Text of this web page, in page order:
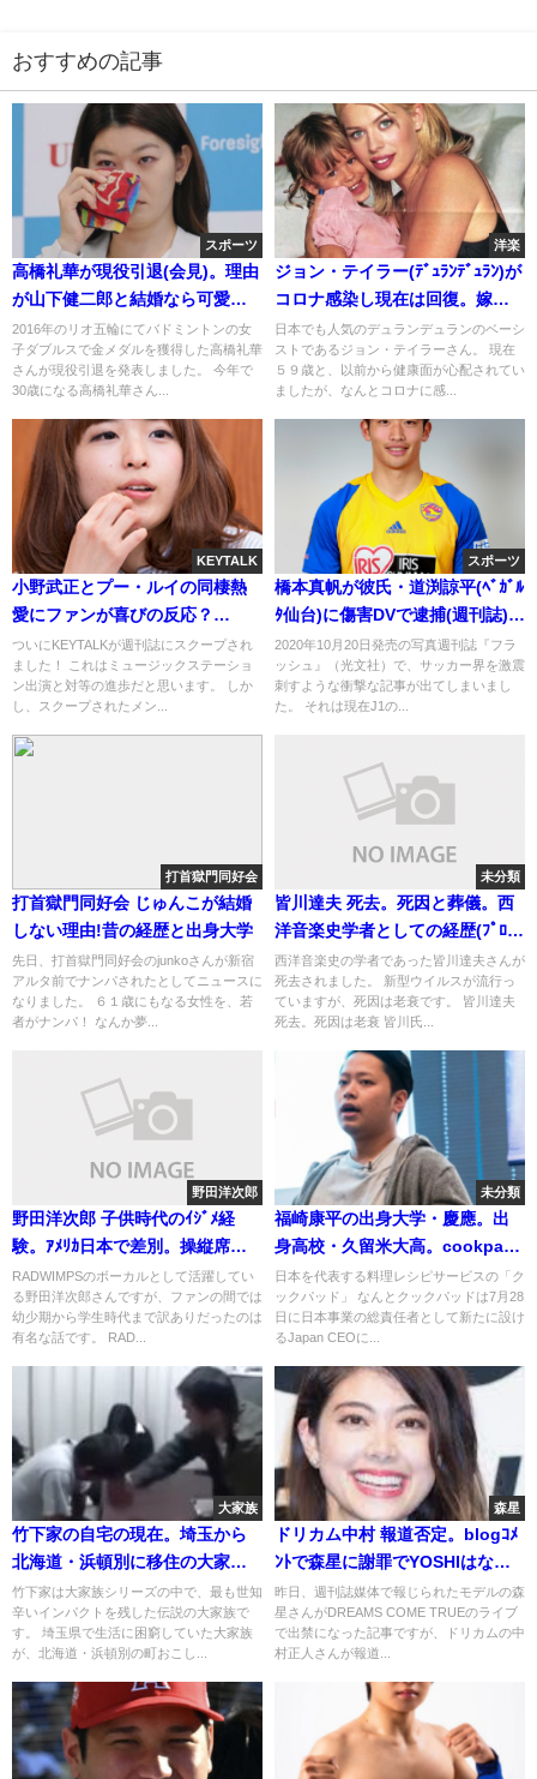
おすすめの記事
スポーツ
高橋礼華が現役引退(会見)。理由
が山下健二郎と結婚なら可愛い
が真相は?
2016年のリオ五輪にてバドミントンの女
子ダブルスで金メダルを獲得した高橋礼華
さんが現役引退を発表しました。 今年で
30歳になる高橋礼華さん...
洋楽
ジョン・テイラー(ﾃﾞｭﾗﾝﾃﾞｭﾗﾝ)が
コロナ感染し現在は回復。嫁と
娘は?
日本でも人気のデュランデュランのベーシ
ストであるジョン・テイラーさん。 現在
５９歳と、以前から健康面が心配されてい
ましたが、なんとコロナに感...
KEYTALK
小野武正とプー・ルイの同棲熱
愛にファンが喜びの反応？
(FLASH画像)
ついにKEYTALKが週刊誌にスクープされ
ました！ これはミュージックステーショ
ン出演と対等の進歩だと思います。 しか
し、スクープされたメン...
スポーツ
橋本真帆が彼氏・道渕諒平(ﾍﾞｶﾞﾙ
ﾀ仙台)に傷害DVで逮捕(週刊誌)
[FLASH画像]
2020年10月20日発売の写真週刊誌『フラ
ッシュ』（光文社）で、サッカー界を激震
刺すような衝撃な記事が出てしまいまし
た。 それは現在J1の...
打首獄門同好会
打首獄門同好会 じゅんこが結婚
しない理由!昔の経歴と出身大学
先日、打首獄門同好会のjunkoさんが新宿
アルタ前でナンパされたとしてニュースに
なりました。 ６１歳にもなる女性を、若
者がナンパ！ なんか夢...
未分類
皆川達夫 死去。死因と葬儀。西
洋音楽史学者としての経歴(ﾌﾟﾛﾌｨ
ｰﾙ)
西洋音楽史の学者であった皆川達夫さんが
死去されました。 新型ウイルスが流行っ
ていますが、死因は老衰です。 皆川達夫
死去。死因は老衰 皆川氏...
野田洋次郎
野田洋次郎 子供時代のｲｼﾞﾒ経
験。ｱﾒﾘｶ日本で差別。操縦席と
逃げ肯定の言葉
RADWIMPSのボーカルとして活躍してい
る野田洋次郎さんですが、ファンの間では
幼少期から学生時代まで訳ありだったのは
有名な話です。 RAD...
未分類
福崎康平の出身大学・慶應。出
身高校・久留米大高。cookpad
の新CEO
日本を代表する料理レシピサービスの「ク
ックパッド」 なんとクックパッドは7月28
日に日本事業の総責任者として新たに設け
るJapan CEOに...
大家族
竹下家の自宅の現在。埼玉から
北海道・浜頓別に移住の大家
族。娘のブログや死去の噂
竹下家は大家族シリーズの中で、最も世知
辛いインパクトを残した伝説の大家族で
す。 埼玉県で生活に困窮していた大家族
が、北海道・浜頓別の町おこし...
森星
ドリカム中村 報道否定。blogｺﾒ
ﾝﾄで森星に謝罪でYOSHIはない
理由
昨日、週刊誌媒体で報じられたモデルの森
星さんがDREAMS COME TRUEのライブ
で出禁になった記事ですが、ドリカムの中
村正人さんが報道...